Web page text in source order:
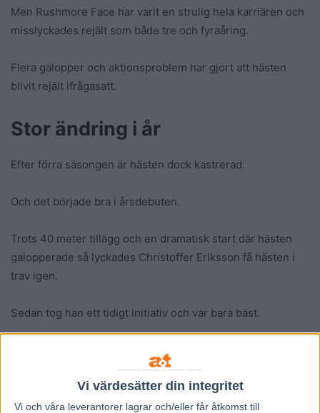
Vi värdesätter din integritet
Vi och våra leverantorer lagrar och/eller får åtkomst till
Men Rushmore Face har varit en strulig hela karriären och
misslyckades rejält som både tre och fyraåring.
Flera galopper och aktionsproblem har gjort att hästen
blivit rejält ifrågasatt.
Stor ändring i år
Efter förra säsongen är hästen dock kastrerad.
Och det började bra i årsdebuten.
Trots 40 meter tillägg och en dramatisk start där hästen
galopperade så lyckades Christoffer Eriksson få hästen i
trav igen.
Sedan tog han ett tidigt initiativ och var bara bäst.
– Han mötte inte så mycket motstånd i dag, men hästen är
ju bra när han fungerar, kommenterade Micke Nybrink,
spelexpert i TV12.